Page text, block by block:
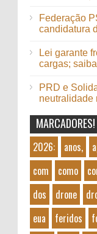
Federação
candidatura
Lei garante
cargas;
PRD e
neutralidade
MARCADORES!
2026: anos,
com
como
dos
drone
eua
feridos